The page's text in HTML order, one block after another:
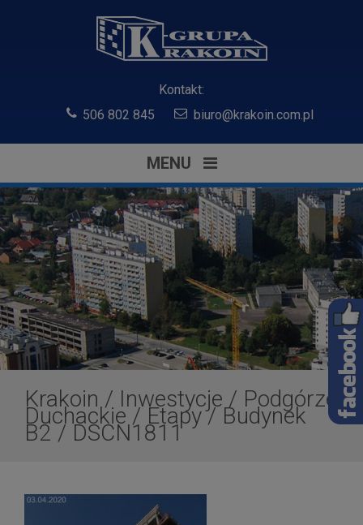
Kontakt:
506 802 845
biuro@krakoin.com.pl
MENU
Krakoin / Inwestycje / Podgórze
Duchackie/ Etapy/Budynek
B2/ DSCN1811